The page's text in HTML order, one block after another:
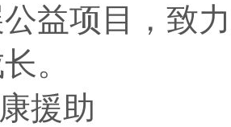
益项目，致
。
援助